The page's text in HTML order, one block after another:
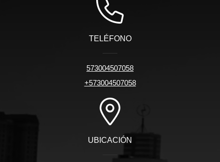
TELÉFONO
573004507058
+573004507058
UBICACIÓN